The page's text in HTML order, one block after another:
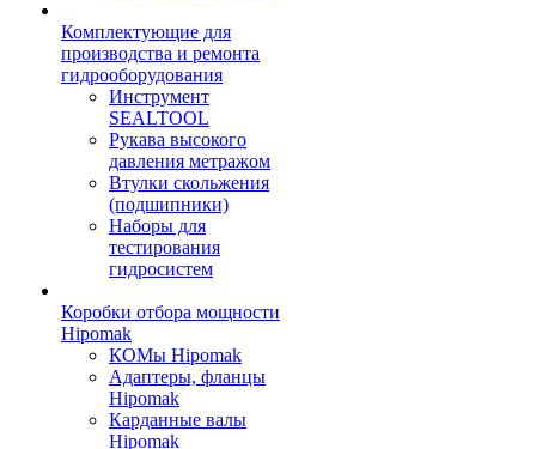
Комплектующие для
производства и ремонта
гидрооборудования
Инструмент
SEALTOOL
Рукава высокого
давления метражом
Втулки скольжения
(подшипники)
Наборы для
тестирования
гидросистем
Коробки отбора мощности
Hipomak
КОМы Hipomak
Адаптеры, фланцы
Hipomak
Карданные валы
Hipomak